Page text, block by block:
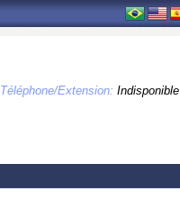
Téléphone/Extension: Indisponible